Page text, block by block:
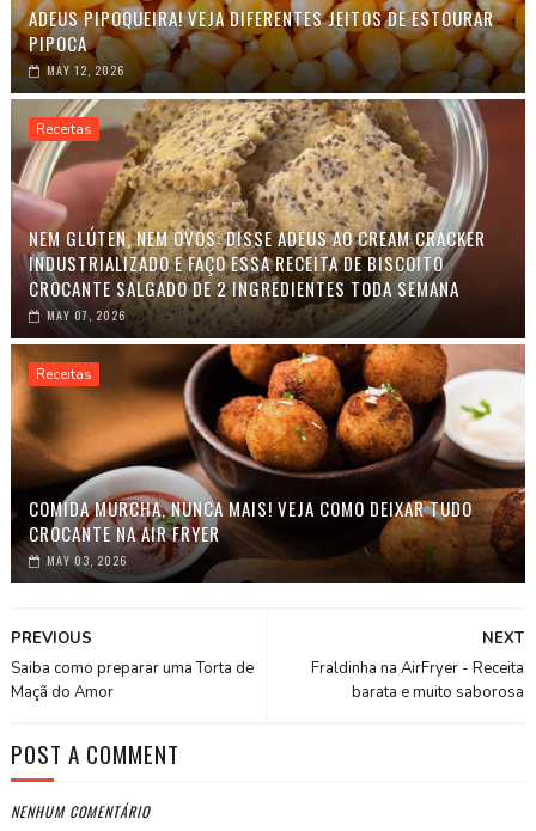
ADEUS PIPOQUEIRA! VEJA DIFERENTES JEITOS DE ESTOURAR
PIPOCA
MAY 12, 2026
Receitas
NEM GLÚTEN, NEM OVOS: DISSE ADEUS AO CREAM CRACKER
INDUSTRIALIZADO E FAÇO ESSA RECEITA DE BISCOITO
CROCANTE SALGADO DE 2 INGREDIENTES TODA SEMANA
MAY 07, 2026
Receitas
COMIDA MURCHA, NUNCA MAIS! VEJA COMO DEIXAR TUDO
CROCANTE NA AIR FRYER
MAY 03, 2026
NEXT
Fraldinha na AirFryer - Receita
barata e muito saborosa
PREVIOUS
Saiba como preparar uma Torta de
Maçã do Amor
POST A COMMENT
NENHUM COMENTÁRIO